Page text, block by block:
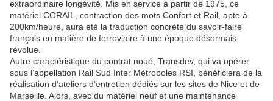
extraordinaire longévité. Mis en service à partir de 1975, ce
matériel CORAIL, contraction des mots Confort et Rail, apte à
200km/heure, aura été la traduction concrète du savoir-faire
français en matière de ferroviaire à une époque désormais
révolue.
Autre caractéristique du contrat noué, Transdev, qui va opérer
sous l’appellation Rail Sud Inter Métropoles RSI, bénéficiera de la
réalisation d'ateliers d'entretien dédiés sur les sites de Nice et de
Marseille. Alors, avec du matériel neuf et une maintenance